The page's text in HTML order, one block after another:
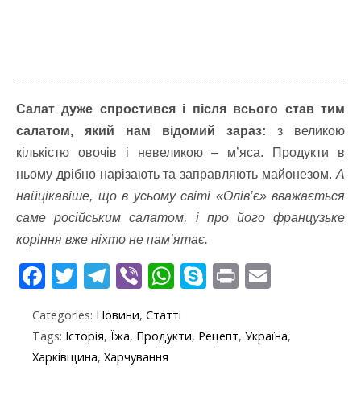
Салат дуже спростився і після всього став тим
салатом, який нам відомий зараз: з великою
кількістю овочів і невеликою – м’яса. Продукти в
ньому дрібно нарізають та заправляють майонезом. А
найцікавіше, що в усьому світі «Олів’є» вважається
саме російським салатом, і про його французьке
коріння вже ніхто не пам’ятає.
F
e
b
T
itt
er
T
e
gr
Vi
er
W
at
S
y
p
Pr
t ai
Categories: Новини, Статті
Tags: Історія, Їжа, Продукти, Рецепт, Україна,
Харківщина, Харчування